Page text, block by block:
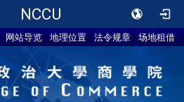
NCCU
网站导览 地理位置 法令规章 场地租借